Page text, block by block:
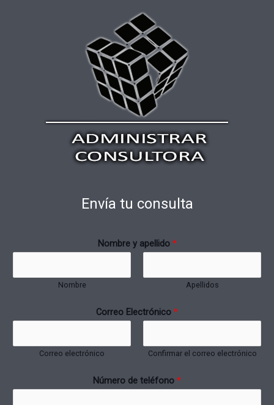
Envía tu consulta
Nombre y apellido *
Nombre Apellidos
Correo Electrónico *
Correo electrónico Confirmar el correo electrónico
Número de teléfono *